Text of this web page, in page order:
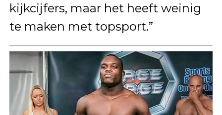
kijkcijfers, maar het heeft weinig
te maken met topsport.”